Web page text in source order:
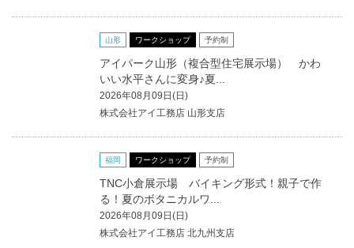
山形 ワークショップ 予約制
アイパーク山形（複合型住宅展示場） かわ
いい水平さんに変身♪夏...
2026年08月09日(日)
株式会社アイ工務店 山形支店
福岡 ワークショップ 予約制
TNC小倉展示場 バイキング形式！親子で作
る！夏のボタニカルワ...
2026年08月09日(日)
株式会社アイ工務店 北九州支店